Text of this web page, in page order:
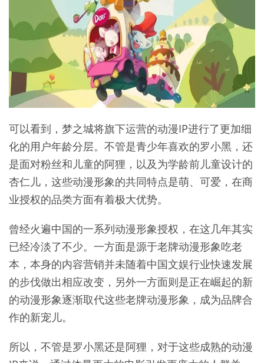
可以看到，梦之城将旗下运营的动漫IP进行了更加细
化的用户年龄分层。不管是青少年喜欢的罗小黑，还
是面对粉丝和儿童的阿狸，以及为学龄前儿童设计的
杏仁儿，这些动漫形象的共同特点是萌、可爱，在商
业授权的品类方面有着极大优势。
曾经火遍中国的一系列动漫形象授权，在这几年其实
已经冷淡了不少。一方面是源于老牌动漫形象吃老
本，本身的内容营销并未随着中国文娱行业快速发展
的步伐做出相应改变，另外一方面则是正在崛起的新
的动漫形象逐渐取代这些老牌动漫形象，成为品牌合
作的新宠儿。
所以，不管是罗小黑还是阿狸，对于这些成熟的动漫